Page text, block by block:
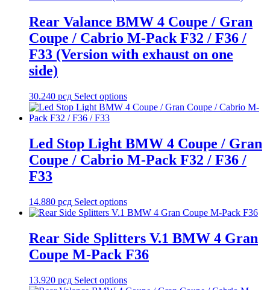
Rear Valance BMW 4 Coupe / Gran
Coupe / Cabrio M-Pack F32 / F36 /
F33 (Version with exhaust on one
side)
30.240 рсд Select options
Led Stop Light BMW 4 Coupe / Gran
Coupe / Cabrio M-Pack F32 / F36 /
F33
14.880 рсд Select options
Rear Side Splitters V.1 BMW 4 Gran
Coupe M-Pack F36
13.920 рсд Select options